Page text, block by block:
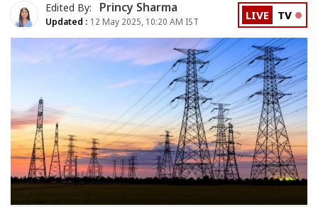
Edited By: Princy Sharma
Updated : 12 May 2025, 10:20 AM IST LIVE TV